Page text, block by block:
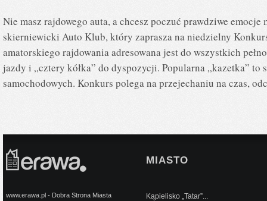
Nie masz rajdowego auta, a chcesz poczuć prawdziwe
skierniewicki Auto Klub, który zaprasza na niedzielny
amatorskiego rajdowania adresowana jest do wszystkich
jazdy i „cztery kółka” do dyspozycji. Popularna „kazetka” to
samochodowych. Konkurs polega na przejechaniu na czas,
www.erawa.pl - Dobra Strona Miasta
MIASTO
Kąpielisko „Tatar”...